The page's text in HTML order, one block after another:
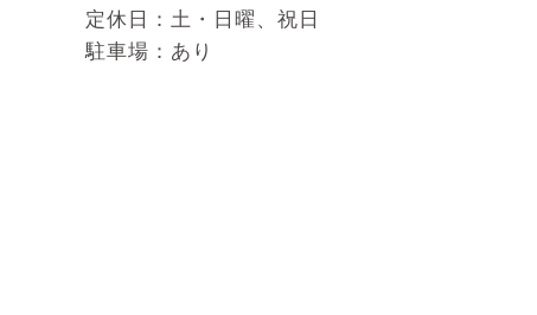
定休日：土・日曜、祝日
駐車場：あり